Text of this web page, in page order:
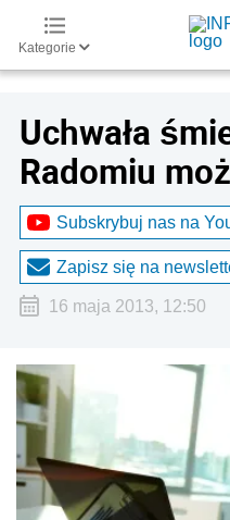
Kategorie
Uchwała
Radomiu
Subskrybuj nas na
Zapisz się na
16 maja 2013, 12:50